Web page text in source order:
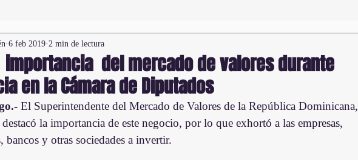
del mercado de valores durante
en la Cámara de Diputados
6 feb 2019 2 min de lectura
El Superintendente del Mercado de Valores de la República Dominicana,
la importancia de este negocio, por lo que exhortó a las empresas,
bancos y otras sociedades a invertir.